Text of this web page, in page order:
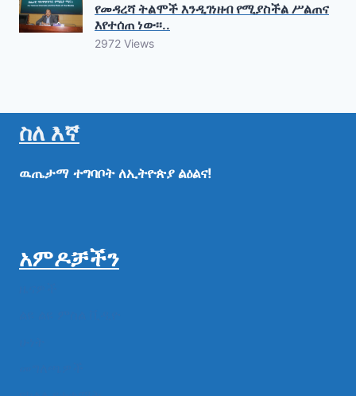
የመዳረሻ ትልሞች እንዲገነዘብ የሚያስችል ሥልጠና
እየተሰጠ ነው፡፡..
2972 Views
ስለ እኛ
ዉጤታማ ተግባቦት ለኢትዮጵያ ልዕልና!
አምዶቻችን